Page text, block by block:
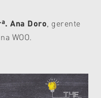
Ana Doro, gerente
WOO.